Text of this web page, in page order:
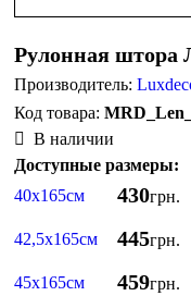
Рулонная штора
Производитель:
В наличии
Доступные размеры:
40х165см
430грн.
42,5х165см 445грн.
45х165см 459грн.